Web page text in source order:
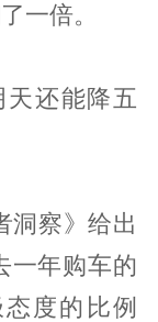
一倍。
天还能降五
洞察》给出
一年购车的
度的比例